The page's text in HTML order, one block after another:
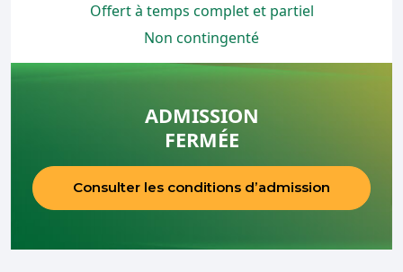
Offert à temps complet et partiel
Non contingenté
ADMISSION
FERMÉE
Consulter les conditions d’admission